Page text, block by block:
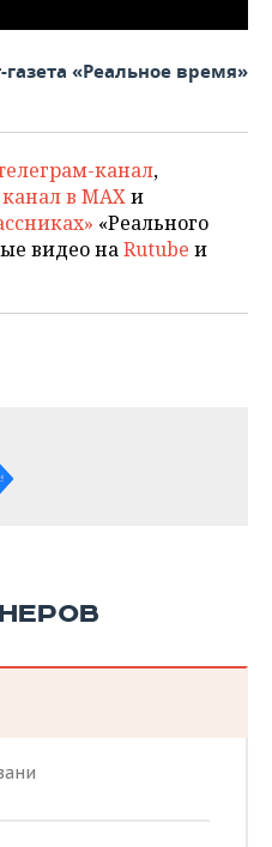
«Реальное время»
канал,
канал в MAXи
«Реального
видео наRutube и